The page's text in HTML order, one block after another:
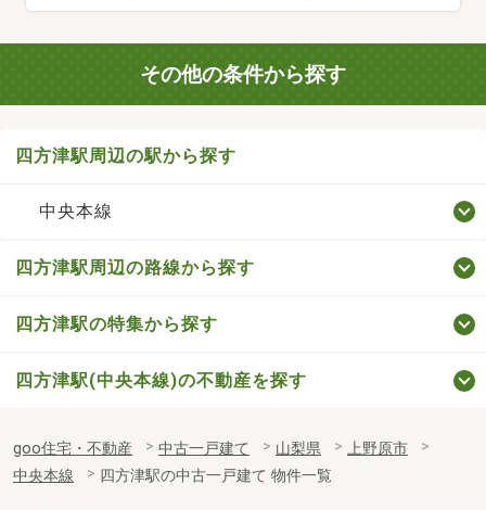
その他の条件から探す
四方津駅周辺の駅から探す
中央本線
四方津駅周辺の路線から探す
四方津駅の特集から探す
四方津駅(中央本線)の不動産を探す
goo住宅・不動産 中古一戸建て 山梨県
上野原市
中央本線
四方津駅の中古一戸建て 物件一覧